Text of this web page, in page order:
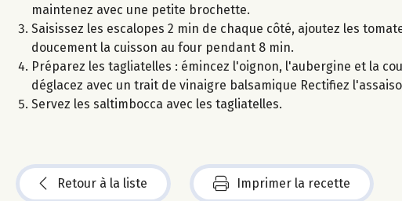
maintenez avec une petite brochette.
Saisissez les escalopes 2 min de chaque côté, ajoutez les
doucement la cuisson au four pendant 8 min.
Préparez les tagliatelles : émincez l'oignon, l'aubergine et la
déglacez avec un trait de vinaigre balsamique Rectifiez
Servez les saltimbocca avec les tagliatelles.
Retour à la liste Imprimer la recette